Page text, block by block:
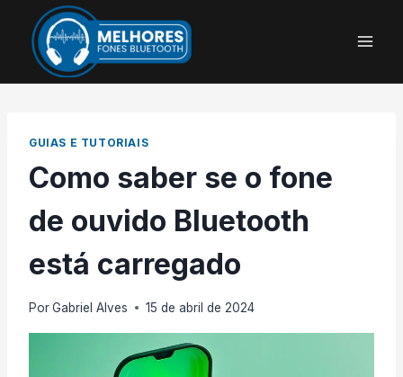
Conteúdo
GUIAS E TUTORIAIS
Como saber se o fone
de ouvido Bluetooth
está carregado
PorGabriel Alves 15 de abril de 2024